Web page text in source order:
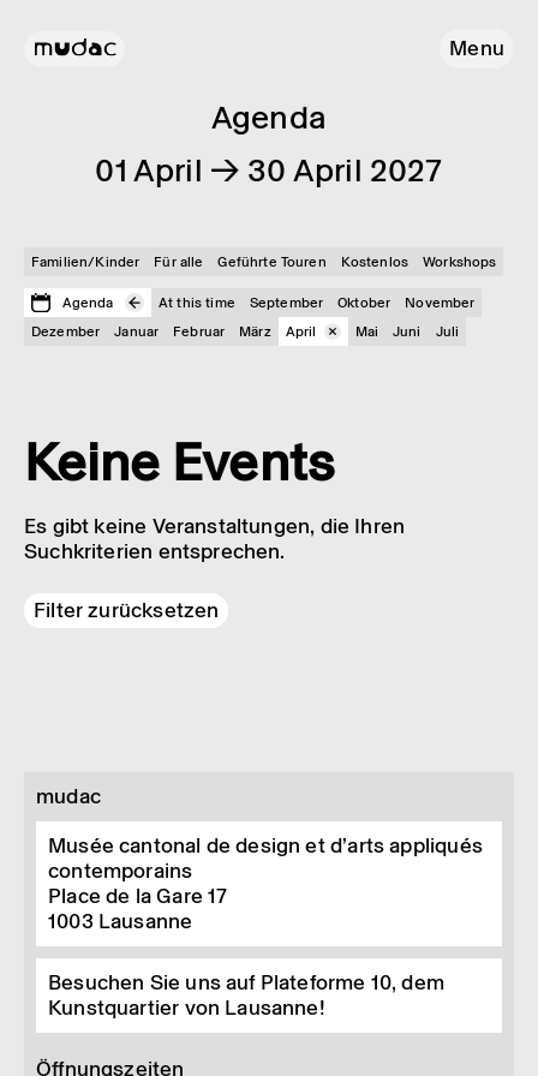
Menu
Agenda
01 April → 30 April 2027
Familien/Kinder Für alle Geführte Touren Kostenlos Workshops
Agenda At this time September Oktober
November
Dezember
Januar Februar März April Mai Juni Juli
Keine Events
Es gibt keine Veranstaltungen, die Ihren
Suchkriterien entsprechen.
Filter zurücksetzen
mudac
Musée cantonal de design et d’arts appliqués
contemporains
Place de la Gare 17
1003 Lausanne
Besuchen Sie uns auf Plateforme 10, dem
Kunstquartier von Lausanne!
Öffnungszeiten